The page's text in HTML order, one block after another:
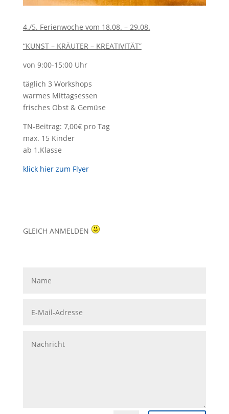
4./5. Ferienwoche vom 18.08. – 29.08.
“KUNST – KRÄUTER – KREATIVITÄT”
von 9:00-15:00 Uhr
täglich 3 Workshops
warmes Mittagsessen
frisches Obst & Gemüse
TN-Beitrag: 7,00€ pro Tag
max. 15 Kinder
ab 1.Klasse
klick hier zum Flyer
GLEICH ANMELDEN